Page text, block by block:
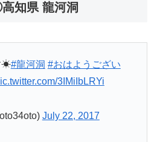
知県 龍河洞
☀#龍河洞 #おはようござい
3IMiIbLRYi
July 22, 2017